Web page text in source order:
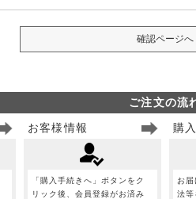
ご注文の流
お客様情報
「購入手続きへ」ボタンをク
リック後、会員登録がお済み
購
お
法等